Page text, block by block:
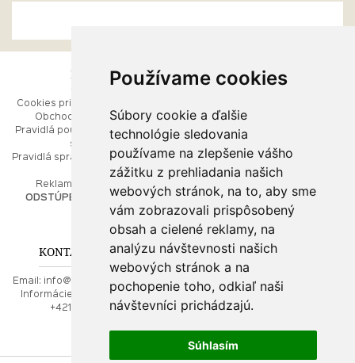
Používame cookies
Súbory cookie a ďalšie
technológie sledovania
používame na zlepšenie vášho
zážitku z prehliadania našich
webových stránok, na to, aby sme
vám zobrazovali prispôsobený
obsah a cielené reklamy, na
analýzu návštevnosti našich
webových stránok a na
pochopenie toho, odkiaľ naši
návštevníci prichádzajú.
Súhlasím
ESHOP
Cookies pri prezeraní stránok
Obchodné podmienky
Pravidlá používania webových
stránok
Pravidlá spracúvania osobných
Reklamačný poriadok
ODSTÚPENIE OD ZMLUVY
RÝCHLE MENU
Ako balíme Vaše šperky
Kontaktujte nás
PORADŇA
Ako nakupovať
O drahých kovoch
Doprava a poštovné
KONTAKT NA NÁS
Email:
info@najkrajsiesperky.sk
Informácie:
+421917 881556,
+421556224323